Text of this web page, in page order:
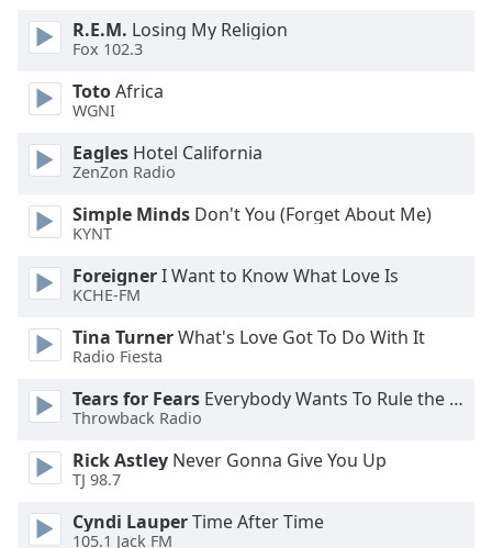
window.
Escape
cancel
and
close
Text
Color
Opacity
Text
Background
Color
Opacity
R.E.M. Losing My Religion
Fox 102.3
TotoAfrica
WGNI
Eagles Hotel California
ZenZon Radio
Simple Minds Don't You (Forget About Me)
KYNT
ForeignerI Want to Know What Love Is
KCHE-FM
Tina TurnerWhat's Love Got To Do With It
Radio Fiesta
Tears for Fears Everybody Wants To Rule the World
Throwback Radio
Rick Astley Never Gonna Give You Up
TJ 98.7
Cyndi LauperTime After Time
105.1 Jack FM